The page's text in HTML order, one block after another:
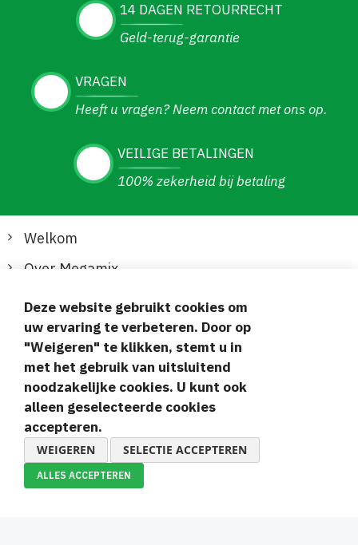
14 DAGEN RETOURRECHT
Geld-terug-garantie
VRAGEN
Heeft u vragen? Neem contact met ons op.
VEILIGE BETALINGEN
100% zekerheid bij betaling
Welkom
Over Megamix
Informatie
Klantenservice
Veilige en gemakkelijke betalingen
Deze website gebruikt cookies om
uw ervaring te verbeteren. Door op
"Weigeren" te klikken, stemt u in
met het gebruik van uitsluitend
noodzakelijke cookies. U kunt ook
alleen geselecteerde cookies
accepteren.
WEIGEREN SELECTIE ACCEPTEREN
ALLES ACCEPTEREN